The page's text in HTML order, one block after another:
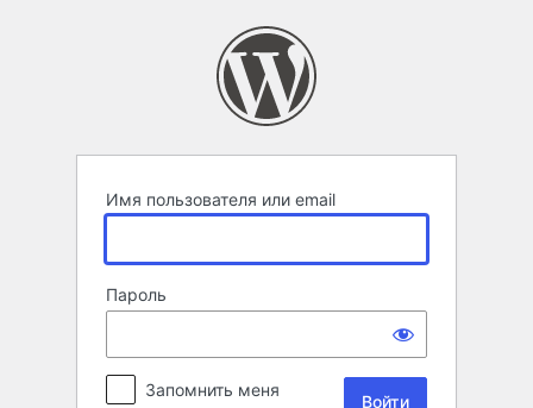
Имя пользователя или email
Пароль
Запомнить меня